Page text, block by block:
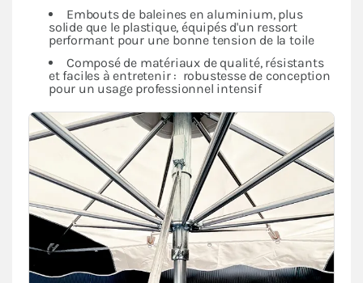
Embouts de baleines en aluminium, plus
solide que le plastique, équipés d'un ressort
performant pour une bonne tension de la toile
Composé de matériaux de qualité, résistants
et faciles à entretenir : robustesse de conception
pour un usage professionnel intensif